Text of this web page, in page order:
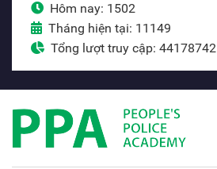
Hôm nay: 1502
Tháng hiện tại: 11149
Tổng lượt truy cập: 44178742